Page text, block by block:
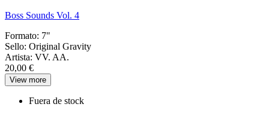
Boss Sounds Vol. 4
Formato: 7"
Sello: Original Gravity
Artista: VV. AA.
20,00 €
View more
Fuera de stock